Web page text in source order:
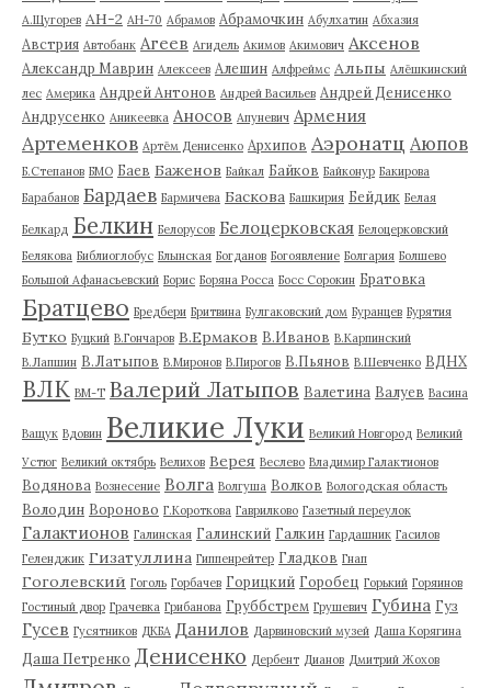
А.Щугорев АН-2 АН-70 Абрамов Абрамочкин Абулхатин Абхазия
Австрия Автобанк Агеев Агидель Акимов Акимович Аксенов
Александр Маврин Алексеев Алешин Алфреймс Альпы Алёшкинский
лес Америка Андрей Антонов Андрей Васильев Андрей Денисенко
Андрусенко Аникеевка Аносов Апуневич Армения
Артеменков Артём Денисенко Архипов Аэронатц Аюпов
Б.Степанов БМО Баев Баженов Байкал Байков Байконур Бакирова
Барабанов Бардаев Бармичева Баскова Башкирия Бейдик Белая
Белкард Белкин Белорусов Белоцерковская Белоцерковский
Белякова Библиоглобус Блынская Богданов Богоявление Болгария Болшево
Большой Афанасьевский Борис Боряна Росса Босс Сорокин Братовка
Братцево Бредбери Бритвина Булгаковский дом Буранцев Бурятия
Бутко Буцкий В.Гончаров В.Ермаков В.Иванов В.Карпинский
В.Лапшин В.Латыпов В.Миронов В.Пирогов В.Пьянов В.Шевченко ВДНХ
ВЛК ВМ-Т Валерий Латыпов Валетина Валуев Васина
Ващук Вдовин Великие Луки Великий Новгород Великий
Устюг Великий октябрь Велихов Верея Веслево Владимир Галактионов
Водянова Вознесение Волга Волгуша Волков Вологодская область
Володин Вороново Г.Короткова Гаврилково Газетный переулок
Галактионов Галинская Галинский Галкин Гардашник Гасилов
Геленджик Гизатуллина Гиппенрейтер Гладков Гнап
Гоголевский Гоголь Горбачев Горицкий Горобец Горький Горяинов
Гостиный двор Грачевка Грибанова Груббстрем Грушевич Губина Гуз
Гусев Гусятников ДКБА Данилов Дарвиновский музей Даша Корягина
Даша Петренко Денисенко Дербент Дианов Дмитрий Жохов